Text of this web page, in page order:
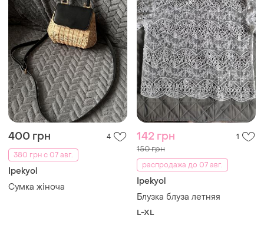
400 грн
4
380 грн с 07 авг.
Ipekyol
Сумка жіноча
142 грн 1
150 грн
распродажа до 07 авг.
Ipekyol
Блузка блуза летняя
L-XL